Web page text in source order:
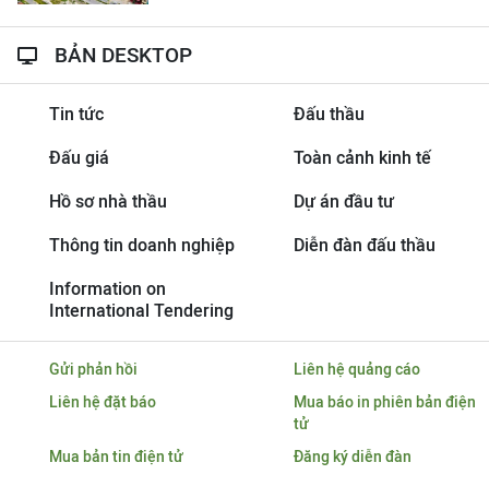
BẢN DESKTOP
Tin tức Đấu thầu
Đấu giá Toàn cảnh kinh tế
Hồ sơ nhà thầu Dự án đầu tư
Thông tin doanh nghiệp Diễn đàn đấu thầu
Information on
International Tendering
Gửi phản hồi
Liên hệ quảng cáo
Liên hệ đặt báo
Mua báo in phiên bản điện
tử
Mua bản tin điện tử
Đăng ký diễn đàn